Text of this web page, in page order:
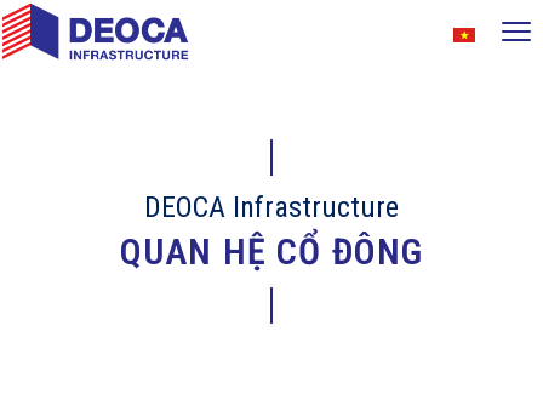
DEOCA Infrastructure
QUAN HỆ CỔ ĐÔNG